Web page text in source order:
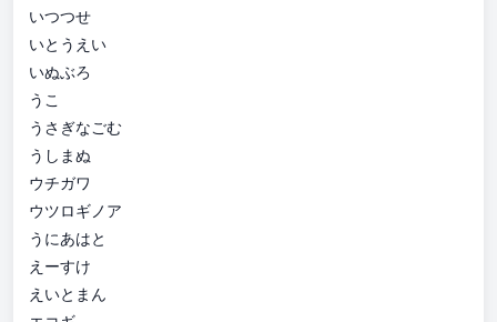
いつつせ
いとうえい
いぬぶろ
うこ
うさぎなごむ
うしまぬ
ウチガワ
ウツロギノア
うにあはと
えーすけ
えいとまん